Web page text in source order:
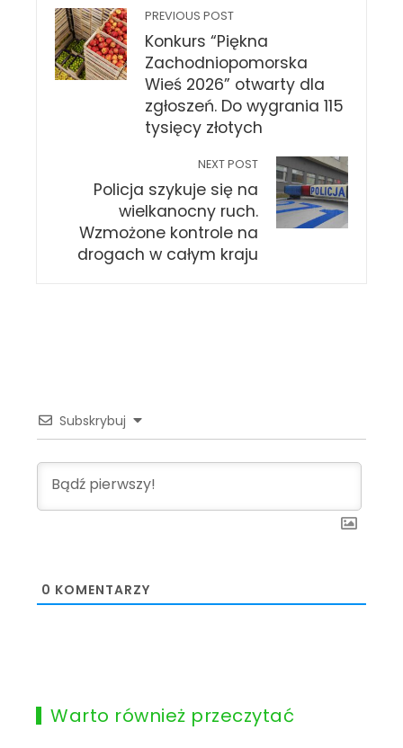
PREVIOUS POST
Konkurs “Piękna
Zachodniopomorska
Wieś 2026” otwarty dla
zgłoszeń. Do wygrania 115
tysięcy złotych
NEXT POST
Policja szykuje się na
wielkanocny ruch.
Wzmożone kontrole na
drogach w całym kraju
Subskrybuj
0 KOMENTARZY
Warto również przeczytać